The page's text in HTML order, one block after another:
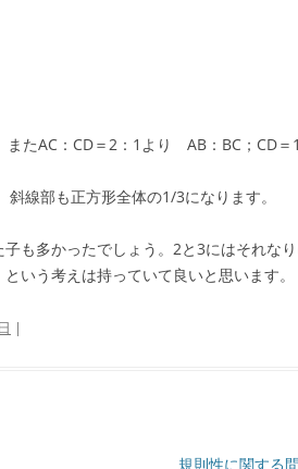
たAC：CD＝2：1より AB：BC；CD＝
線部も正方形全体の1/3になります。
も多かったでしょう。2と3にはそれな
いう考えは持っていて良いと思います。
|
規則性に関する